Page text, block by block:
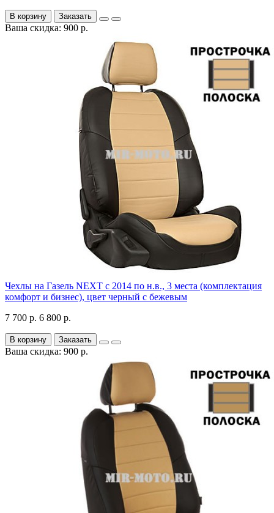
В корзину Заказать
Ваша скидка: 900 р.
Чехлы на Газель NEXT с 2014 по н.в., 3 места (комплектация
комфорт и бизнес), цвет черный с бежевым
7 700 р. 6 800 р.
В корзину Заказать
Ваша скидка: 900 р.